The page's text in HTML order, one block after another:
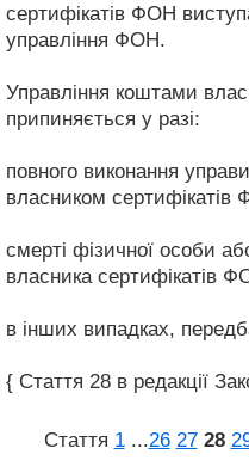
сертифікатів ФОН
управління ФОН.
Управління коштами
припиняється у разі:
повного виконання
власником сертифікатів
смерті фізичної особи
власника сертифікатів
в інших випадках,
{ Стаття 28 в редакції
Стаття 1 ...26 27 28